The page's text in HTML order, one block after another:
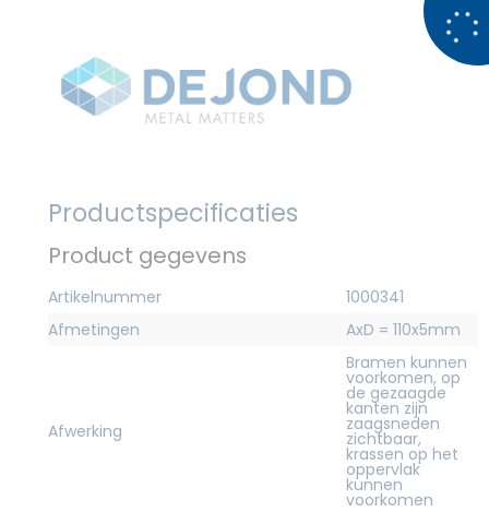
Productspecificaties
Product gegevens
Artikelnummer
1000341
Afmetingen
AxD = 110x5mm
Afwerking
Bramen kunnen
voorkomen, op
de gezaagde
kanten zijn
zaagsneden
zichtbaar,
krassen op het
oppervlak
kunnen
voorkomen